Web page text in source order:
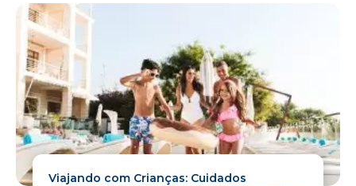
Viajando com Crianças: Cuidados